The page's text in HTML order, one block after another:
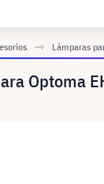
Lámparas
Optoma